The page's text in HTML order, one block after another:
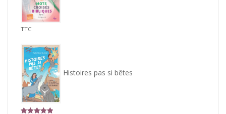
TTC
Histoires pas si bêtes